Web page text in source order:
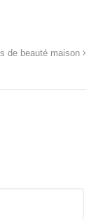
de beauté maison